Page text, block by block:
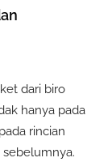
dari biro
hanya pada
rincian
sebelumnya.